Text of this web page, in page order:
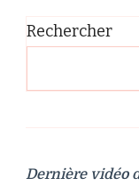
Rechercher
Dernière vidéo